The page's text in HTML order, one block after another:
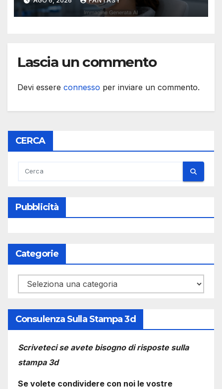
Lascia un commento
Devi essere connesso per inviare un commento.
CERCA
Pubblicità
Categorie
Categorie
Consulenza Sulla Stampa 3d
Scriveteci se avete bisogno di risposte sulla
stampa 3d
Se volete condividere con noi le vostre